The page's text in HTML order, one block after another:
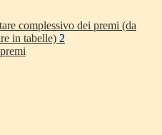
complessivo dei premi (da
in tabelle) 2